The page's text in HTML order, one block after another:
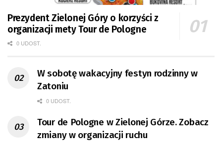
Prezydent Zielonej Góry o korzyści z
organizacji mety Tour de Pologne
0 UDOST.
W sobotę wakacyjny festyn rodzinny w
Zatoniu
0 UDOST.
Tour de Pologne w Zielonej Górze. Zobacz
zmiany w organizacji ruchu